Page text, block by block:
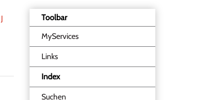
Toolbar
MyServices
Links
Index
(ausgewählt)
Suchen
J